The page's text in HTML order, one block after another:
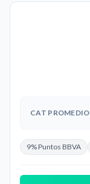
CAT PROMEDIO
9% Puntos BBVA